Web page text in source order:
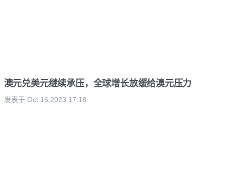
澳元兑美元继续承压，全球增长放缓给澳元压力
发表于 Oct 16,2023 17:18